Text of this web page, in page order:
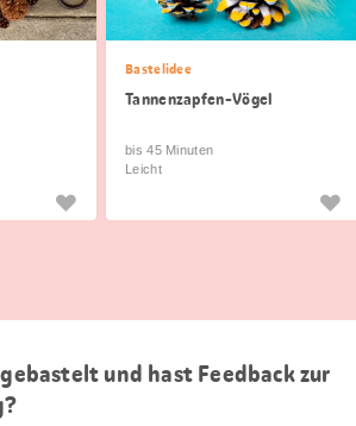
Bastelidee
Tannenzapfen-Vögel
bis 45 Minuten
Leicht
und hast Feedback zur